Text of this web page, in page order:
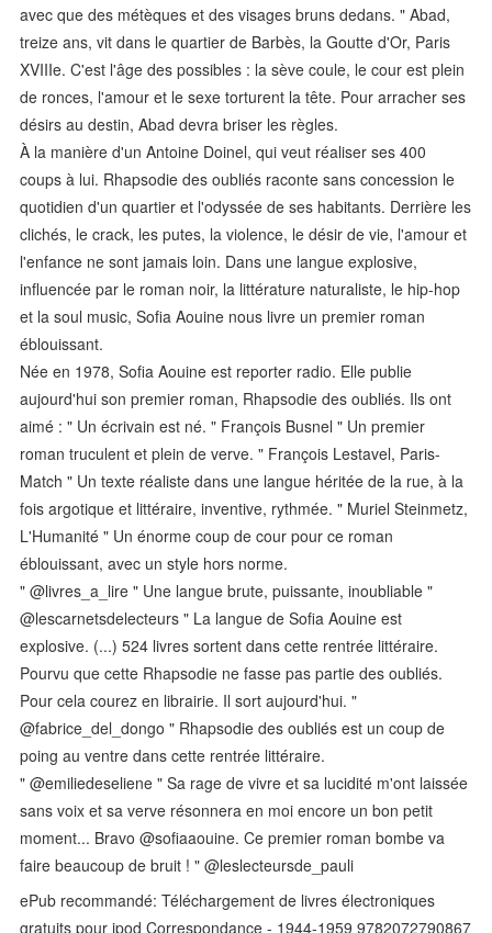
avec que des métèques et des visages bruns dedans. " Abad,
treize ans, vit dans le quartier de Barbès, la Goutte d'Or, Paris
XVIIIe. C'est l'âge des possibles : la sève coule, le cour est plein
de ronces, l'amour et le sexe torturent la tête. Pour arracher ses
désirs au destin, Abad devra briser les règles.
À la manière d'un Antoine Doinel, qui veut réaliser ses 400
coups à lui. Rhapsodie des oubliés raconte sans concession le
quotidien d'un quartier et l'odyssée de ses habitants. Derrière les
clichés, le crack, les putes, la violence, le désir de vie, l'amour et
l'enfance ne sont jamais loin. Dans une langue explosive,
influencée par le roman noir, la littérature naturaliste, le hip-hop
et la soul music, Sofia Aouine nous livre un premier roman
éblouissant.
Née en 1978, Sofia Aouine est reporter radio. Elle publie
aujourd'hui son premier roman, Rhapsodie des oubliés. Ils ont
aimé : " Un écrivain est né. " François Busnel " Un premier
roman truculent et plein de verve. " François Lestavel, Paris-
Match " Un texte réaliste dans une langue héritée de la rue, à la
fois argotique et littéraire, inventive, rythmée. " Muriel Steinmetz,
L'Humanité " Un énorme coup de cour pour ce roman
éblouissant, avec un style hors norme.
" @livres_a_lire " Une langue brute, puissante, inoubliable "
@lescarnetsdelecteurs " La langue de Sofia Aouine est
explosive. (...) 524 livres sortent dans cette rentrée littéraire.
Pourvu que cette Rhapsodie ne fasse pas partie des oubliés.
Pour cela courez en librairie. Il sort aujourd'hui. "
@fabrice_del_dongo " Rhapsodie des oubliés est un coup de
poing au ventre dans cette rentrée littéraire.
" @emiliedeseliene " Sa rage de vivre et sa lucidité m'ont laissée
sans voix et sa verve résonnera en moi encore un bon petit
moment... Bravo @sofiaaouine. Ce premier roman bombe va
faire beaucoup de bruit ! " @leslecteursde_pauli
ePub recommandé: Téléchargement de livres électroniques
gratuits pour ipod Correspondance - 1944-1959 9782072790867